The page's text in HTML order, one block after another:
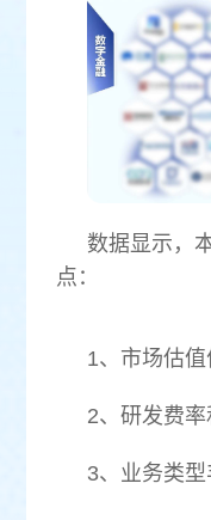
数据显示，
点：
1、市场估
2、研发费
3、业务类